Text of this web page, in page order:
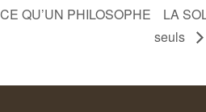
QU’UN PHILOSOPHE
LA
seuls